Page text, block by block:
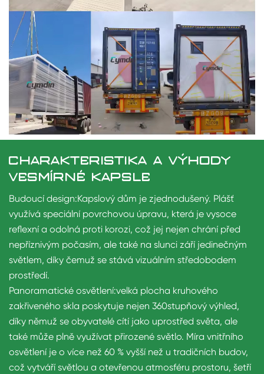
CHARAKTERISTIKA A VÝHODY
VESMÍRNÉ KAPSLE
Budoucí design:Kapslový dům je zjednodušený. Plášť
využívá speciální povrchovou úpravu, která je vysoce
reflexní a odolná proti korozi, což jej nejen chrání před
nepříznivým počasím, ale také na slunci září jedinečným
světlem, díky čemuž se stává vizuálním středobodem
prostředí.
Panoramatické osvětlení:velká plocha kruhového
zakřiveného skla poskytuje nejen 360stupňový výhled,
díky němuž se obyvatelé cítí jako uprostřed světa, ale
také může plně využívat přirozené světlo. Míra vnitřního
osvětlení je o více než 60 % vyšší než u tradičních budov,
což vytváří světlou a otevřenou atmosféru prostoru, šetří